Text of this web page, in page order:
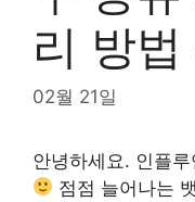
리 방법
02월 21일
안녕하세요. 인플
점점 늘어나는